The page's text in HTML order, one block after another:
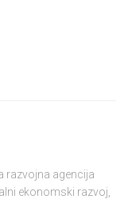
razvojna agencija
ekonomski razvoj,